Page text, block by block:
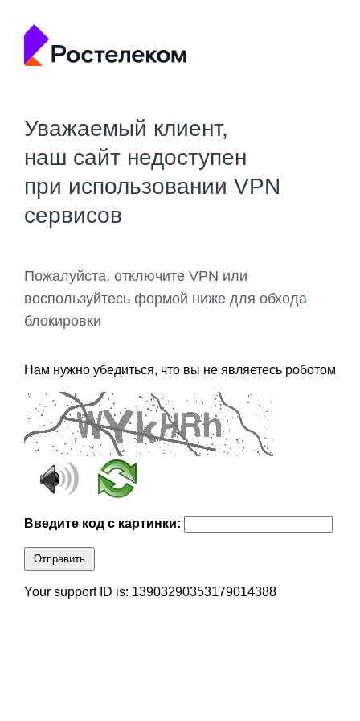
Уважаемый клиент,
наш сайт недоступен
при использовании VPN
сервисов
Пожалуйста, отключите VPN или
воспользуйтесь формой ниже для обхода
блокировки
Нам нужно убедиться, что вы не являетесь роботом
Введите код с картинки:
Отправить
Your support ID is: 13903290353179014388